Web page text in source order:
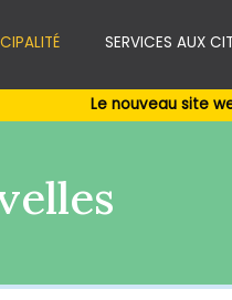
SERVICES AUX
Le nouveau site